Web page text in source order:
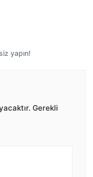
yapın!
Gerekli